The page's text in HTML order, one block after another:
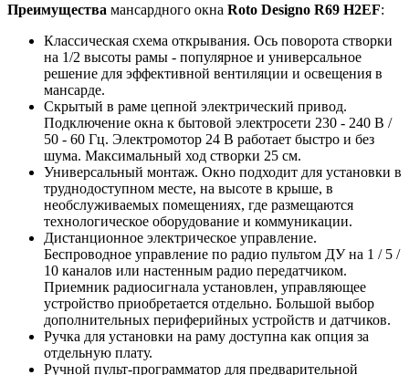
Преимущества мансардного окна Roto Designo R69 H2EF:
Классическая схема открывания. Ось поворота створки
на 1/2 высоты рамы - популярное и универсальное
решение для эффективной вентиляции и освещения в
мансарде.
Скрытый в раме цепной электрический привод.
Подключение окна к бытовой электросети 230 - 240 В /
50 - 60 Гц. Электромотор 24 В работает быстро и без
шума. Максимальный ход створки 25 см.
Универсальный монтаж. Окно подходит для установки в
труднодоступном месте, на высоте в крыше, в
необслуживаемых помещениях, где размещаются
технологическое оборудование и коммуникации.
Дистанционное электрическое управление.
Беспроводное управление по радио пультом ДУ на 1 / 5 /
10 каналов или настенным радио передатчиком.
Приемник радиосигнала установлен, управляющее
устройство приобретается отдельно. Большой выбор
дополнительных периферийных устройств и датчиков.
Ручка для установки на раму доступна как опция за
отдельную плату.
Ручной пульт-программатор для предварительной